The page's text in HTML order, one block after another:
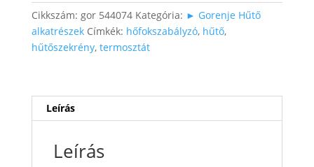
70
cm)
mennyiség
Cikkszám: gor 544074 Kategória: ► Gorenje Hűtő
alkatrészek Címkék: hőfokszabályzó, hűtő,
hűtőszekrény, termosztát
Leírás
Leírás